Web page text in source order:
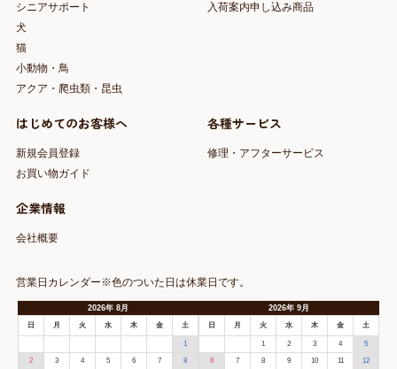
シニアサポート
犬
猫
小動物・鳥
アクア・爬虫類・昆虫
入荷案内申し込み商品
はじめてのお客様へ
新規会員登録
お買い物ガイド
各種サービス
修理・アフターサービス
企業情報
会社概要
営業日カレンダー※色のついた日は休業日です。
2026年 8月
日 月 火 水 木 金 土
1
2 3 4 5 6 7 8
2026年9月
日 月 火 水 木 金 土
1 2 3 4 5
6 7 8 9 10 11 12